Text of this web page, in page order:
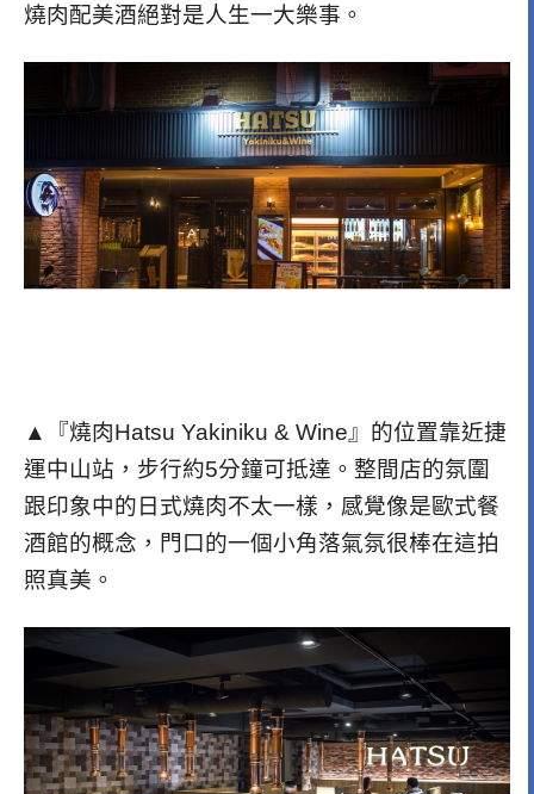
燒肉配美酒絕對是人生一大樂事。
▲『燒肉Hatsu Yakiniku & Wine』的位置靠近捷
運中山站，步行約5分鐘可抵達。整間店的氛圍
跟印象中的日式燒肉不太一樣，感覺像是歐式餐
酒館的概念，門口的一個小角落氣氛很棒在這拍
照真美。